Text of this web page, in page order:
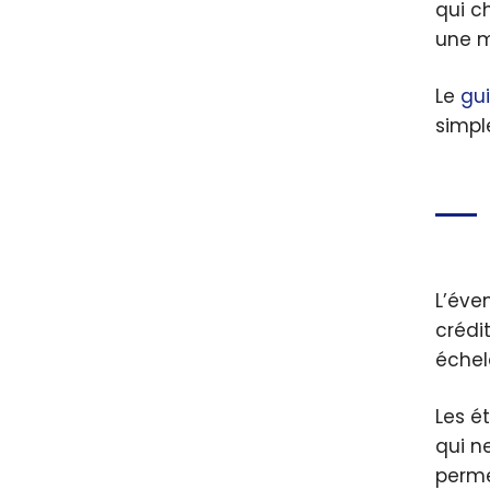
qui
une
Le
Les
qui